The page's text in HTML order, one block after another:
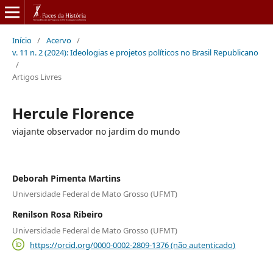
Início / Acervo /
v. 11 n. 2 (2024): Ideologias e projetos políticos no Brasil Republicano
/
Artigos Livres
Hercule Florence
viajante observador no jardim do mundo
Deborah Pimenta Martins
Universidade Federal de Mato Grosso (UFMT)
Renilson Rosa Ribeiro
Universidade Federal de Mato Grosso (UFMT)
https://orcid.org/0000-0002-2809-1376 (não autenticado)